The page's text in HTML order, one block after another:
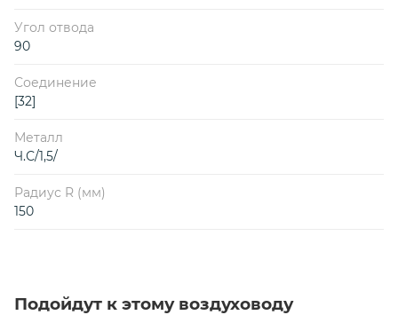
Угол отвода
90
Соединение
[32]
Металл
Ч.С/1,5/
Радиус R (мм)
150
Подойдут к этому воздуховоду